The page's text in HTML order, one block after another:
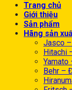
Trang chủ
Giới thiệu
Sản phẩm
Hãng sản
Jasco
Hitachi
Yamato
Behr –